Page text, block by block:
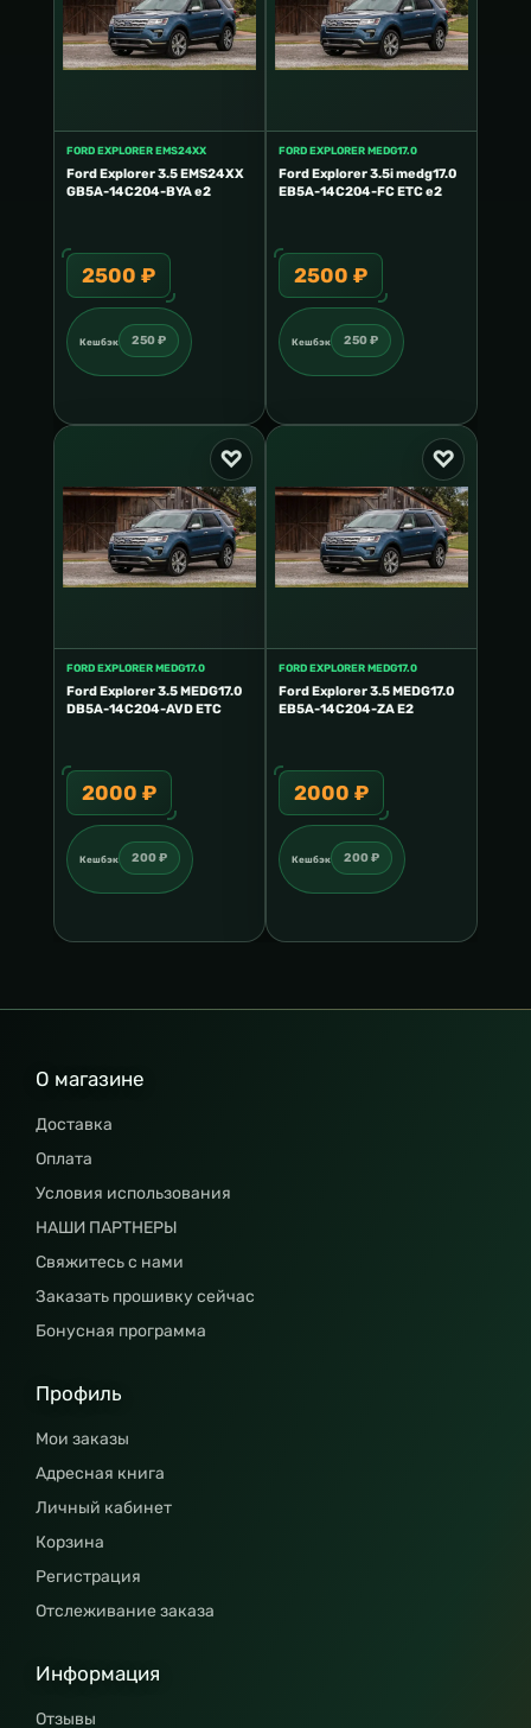
FORD EXPLORER EMS24XX
Ford Explorer 3.5 EMS24XX
GB5A-14C204-BYA e2
2500 ₽
Кешбэк 250 ₽
FORD EXPLORER MEDG17.0
Ford Explorer 3.5i medg17.0
EB5A-14C204-FC ETC e2
2500 ₽
Кешбэк 250 ₽
FORD EXPLORER MEDG17.0
Ford Explorer 3.5 MEDG17.0
DB5A-14C204-AVD ETC
2000 ₽
Кешбэк 200 ₽
FORD EXPLORER MEDG17.0
Ford Explorer 3.5 MEDG17.0
EB5A-14C204-ZA E2
2000 ₽
Кешбэк 200 ₽
О магазине
Доставка
Оплата
Условия использования
НАШИ ПАРТНЕРЫ
Свяжитесь с нами
Заказать прошивку сейчас
Бонусная программа
Профиль
Мои заказы
Адресная книга
Личный кабинет
Корзина
Регистрация
Отслеживание заказа
Информация
Отзывы